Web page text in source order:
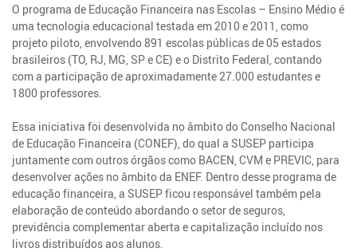
O programa de Educação Financeira nas Escolas – Ensino Médio é
uma tecnologia educacional testada em 2010 e 2011, como
projeto piloto, envolvendo 891 escolas públicas de 05 estados
brasileiros (TO, RJ, MG, SP e CE) e o Distrito Federal, contando
com a participação de aproximadamente 27.000 estudantes e
1800 professores.
Essa iniciativa foi desenvolvida no âmbito do Conselho Nacional
de Educação Financeira (CONEF), do qual a SUSEP participa
juntamente com outros órgãos como BACEN, CVM e PREVIC, para
desenvolver ações no âmbito da ENEF. Dentro desse programa de
educação financeira, a SUSEP ficou responsável também pela
elaboração de conteúdo abordando o setor de seguros,
previdência complementar aberta e capitalização incluído nos
livros distribuídos aos alunos.